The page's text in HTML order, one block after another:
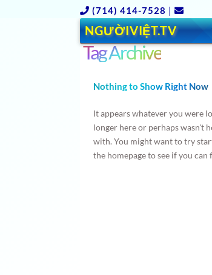
(714) 414-7528 |
NGƯỜIVIỆT.TV
Tag Archive
Nothing to Show Right Now
It appears whatever you were
longer here or perhaps wasn't
with. You might want to try
the homepage to see if you